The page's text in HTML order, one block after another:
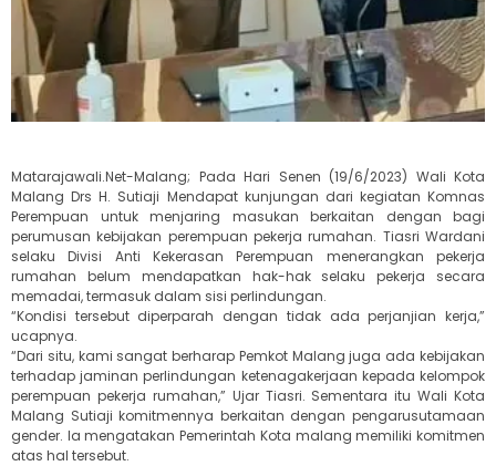
Matarajawali.Net-Malang; Pada Hari Senen (19/6/2023) Wali Kota
Malang Drs H. Sutiaji Mendapat kunjungan dari kegiatan Komnas
Perempuan untuk menjaring masukan berkaitan dengan bagi
perumusan kebijakan perempuan pekerja rumahan. Tiasri Wardani
selaku Divisi Anti Kekerasan Perempuan menerangkan pekerja
rumahan belum mendapatkan hak-hak selaku pekerja secara
memadai, termasuk dalam sisi perlindungan.
“Kondisi tersebut diperparah dengan tidak ada perjanjian kerja,”
ucapnya.
“Dari situ, kami sangat berharap Pemkot Malang juga ada kebijakan
terhadap jaminan perlindungan ketenagakerjaan kepada kelompok
perempuan pekerja rumahan,” Ujar Tiasri. Sementara itu Wali Kota
Malang Sutiaji komitmennya berkaitan dengan pengarusutamaan
gender. Ia mengatakan Pemerintah Kota malang memiliki komitmen
atas hal tersebut.